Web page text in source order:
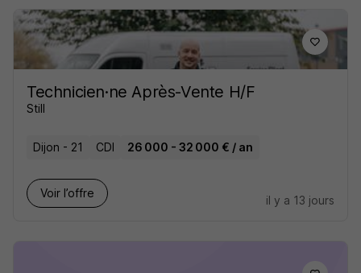
Technicien·ne Après-Vente H/F
Still
Dijon - 21 CDI 26 000 - 32 000 € / an
Voir l’offre
il y a 13 jours